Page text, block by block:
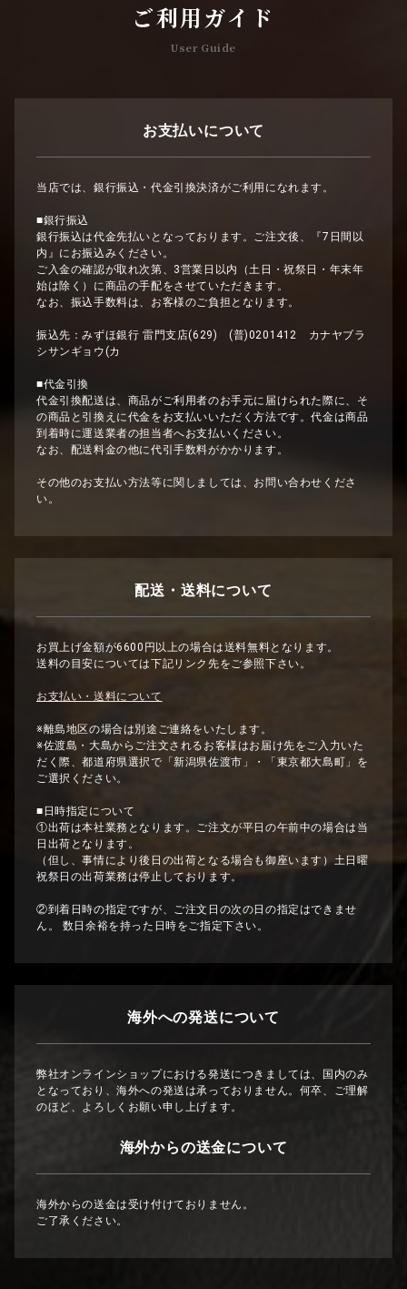
ご利用ガイド
User Guide
お支払いについて
当店では、銀行振込・代金引換決済がご利用になれます。
■銀行振込
銀行振込は代金先払いとなっております。ご注文後、『7日間以
内』にお振込みください。
ご入金の確認が取れ次第、3営業日以内（土日・祝祭日・年末年
始は除く）に商品の手配をさせていただきます。
なお、振込手数料は、お客様のご負担となります。
振込先：みずほ銀行 雷門支店(629) (普)0201412 カナヤブラ
シサンギョウ(カ
■代金引換
代金引換配送は、商品がご利用者のお手元に届けられた際に、そ
の商品と引換えに代金をお支払いいただく方法です。代金は商品
到着時に運送業者の担当者へお支払いください。
なお、配送料金の他に代引手数料がかかります。
その他のお支払い方法等に関しましては、お問い合わせくださ
い。
配送・送料について
お買上げ金額が6600円以上の場合は送料無料となります。
送料の目安については下記リンク先をご参照下さい。
お支払い・送料について
※離島地区の場合は別途ご連絡をいたします。
※佐渡島・大島からご注文されるお客様はお届け先をご入力いた
だく際、都道府県選択で「新潟県佐渡市」・「東京都大島町」を
ご選択ください。
■日時指定について
①出荷は本社業務となります。ご注文が平日の午前中の場合は当
日出荷となります。
（但し、事情により後日の出荷となる場合も御座います）土日曜
祝祭日の出荷業務は停止しております。
②到着日時の指定ですが、ご注文日の次の日の指定はできませ
ん。 数日余裕を持った日時をご指定下さい。
海外への発送について
弊社オンラインショップにおける発送につきましては、国内のみ
となっており、海外への発送は承っておりません。何卒、ご理解
のほど、よろしくお願い申し上げます。
海外からの送金について
海外からの送金は受け付けておりません。
ご了承ください。